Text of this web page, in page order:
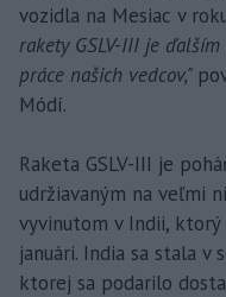
vozidla na Mesiac v
rakety GSLV-III je
práce našich vedcov,"
Módí.
Raketa GSLV-III je
udržiavaným na veľmi
vyvinutom v Indii, ktorý
januári. India sa stala
ktorej sa podarilo